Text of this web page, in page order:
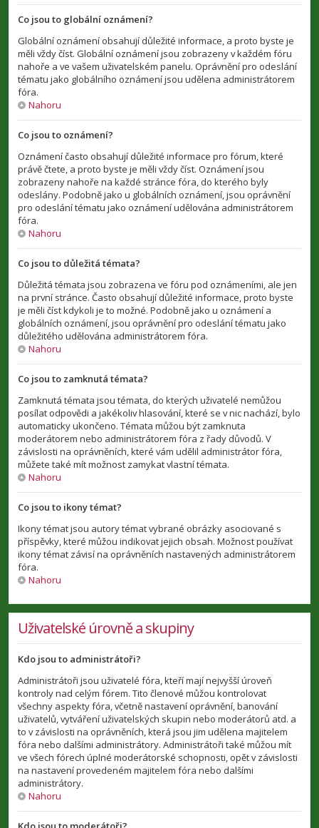
Co jsou to globální oznámení?
Globální oznámení obsahují důležité informace, a proto byste je
měli vždy číst. Globální oznámení jsou zobrazeny v každém fóru
nahoře a ve vašem uživatelském panelu. Oprávnění pro odeslání
tématu jako globálního oznámení jsou udělena administrátorem
fóra.
Nahoru
Co jsou to oznámení?
Oznámení často obsahují důležité informace pro fórum, které
právě čtete, a proto byste je měli vždy číst. Oznámení jsou
zobrazeny nahoře na každé stránce fóra, do kterého byly
odeslány. Podobně jako u globálních oznámení, jsou oprávnění
pro odeslání tématu jako oznámení udělována administrátorem
fóra.
Nahoru
Co jsou to důležitá témata?
Důležitá témata jsou zobrazena ve fóru pod oznámeními, ale jen
na první stránce. Často obsahují důležité informace, proto byste
je měli číst kdykoli je to možné. Podobně jako u oznámení a
globálních oznámení, jsou oprávnění pro odeslání tématu jako
důležitého udělována administrátorem fóra.
Nahoru
Co jsou to zamknutá témata?
Zamknutá témata jsou témata, do kterých uživatelé nemůžou
posílat odpovědi a jakékoliv hlasování, které se v nic nachází, bylo
automaticky ukončeno. Témata můžou být zamknuta
moderátorem nebo administrátorem fóra z řady důvodů. V
závislosti na oprávněních, které vám udělil administrátor fóra,
můžete také mít možnost zamykat vlastní témata.
Nahoru
Co jsou to ikony témat?
Ikony témat jsou autory témat vybrané obrázky asociované s
příspěvky, které můžou indikovat jejich obsah. Možnost používat
ikony témat závisí na oprávněních nastavených administrátorem
fóra.
Nahoru
Uživatelské úrovně a skupiny
Kdo jsou to administrátoři?
Administrátoři jsou uživatelé fóra, kteří mají nejvyšší úroveň
kontroly nad celým fórem. Tito členové můžou kontrolovat
všechny aspekty fóra, včetně nastavení oprávnění, banování
uživatelů, vytváření uživatelských skupin nebo moderátorů atd. a
to v závislosti na oprávněních, která jsou jim udělena majitelem
fóra nebo dalšími administrátory. Administrátoři také můžou mít
ve všech fórech úplné moderátorské schopnosti, opět v závislosti
na nastavení provedeném majitelem fóra nebo dalšími
administrátory.
Nahoru